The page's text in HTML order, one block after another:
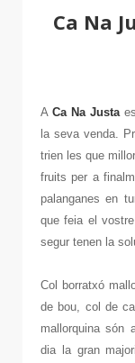
Ca Na
ACa Na Justa
la seva venda.
trien les que
fruits per a
palanganes en
que feia el
segur tenen la
Col borratxó
de bou, col de
mallorquina són
dia la gran